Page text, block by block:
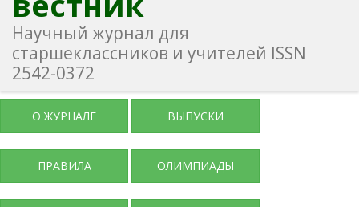
Научный журнал для
старшеклассников и учителей ISSN
2542-0372
О ЖУРНАЛЕ ВЫПУСКИ
ПРАВИЛА ОЛИМПИАДЫ